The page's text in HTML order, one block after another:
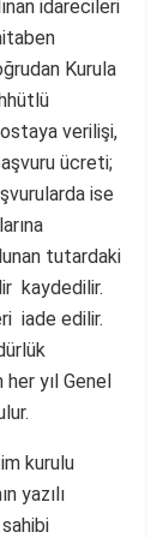
idarecileri
Kurula
verilişi,
ücreti;
ise
tutardaki
kaydedilir.
iade edilir.
yıl Genel
kurulu
yazılı